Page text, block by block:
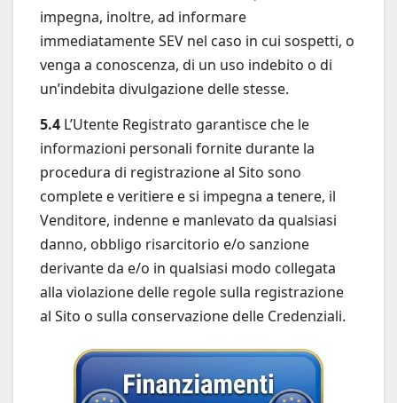
impegna, inoltre, ad informare
immediatamente SEV nel caso in cui sospetti, o
venga a conoscenza, di un uso indebito o di
un’indebita divulgazione delle stesse.
5.4 L’Utente Registrato garantisce che le
informazioni personali fornite durante la
procedura di registrazione al Sito sono
complete e veritiere e si impegna a tenere, il
Venditore, indenne e manlevato da qualsiasi
danno, obbligo risarcitorio e/o sanzione
derivante da e/o in qualsiasi modo collegata
alla violazione delle regole sulla registrazione
al Sito o sulla conservazione delle Credenziali.